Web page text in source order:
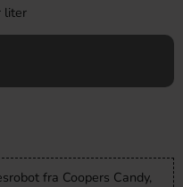
liter
fra Coopers Candy,